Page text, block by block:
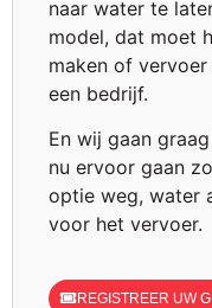
naar water te
model, dat moet
maken of
een bedrijf.
En wij gaan
nu ervoor gaan
optie weg, water
voor het vervoer.
REGISTREER UW